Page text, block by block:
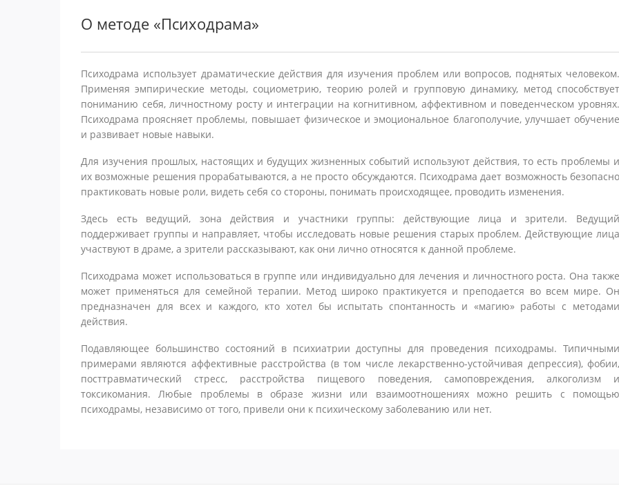
О методе «Психодрама»
Психодрама использует драматические действия для изучения проблем или вопросов, поднятых человеком.
Применяя эмпирические методы, социометрию, теорию ролей и групповую динамику, метод способствует
пониманию себя, личностному росту и интеграции на когнитивном, аффективном и поведенческом уровнях.
Психодрама проясняет проблемы, повышает физическое и эмоциональное благополучие, улучшает обучение
и развивает новые навыки.
Для изучения прошлых, настоящих и будущих жизненных событий используют действия, то есть проблемы и
их возможные решения прорабатываются, а не просто обсуждаются. Психодрама дает возможность безопасно
практиковать новые роли, видеть себя со стороны, понимать происходящее, проводить изменения.
Здесь есть ведущий, зона действия и участники группы: действующие лица и зрители. Ведущий
поддерживает группы и направляет, чтобы исследовать новые решения старых проблем. Действующие лица
участвуют в драме, а зрители рассказывают, как они лично относятся к данной проблеме.
Психодрама может использоваться в группе или индивидуально для лечения и личностного роста. Она также
может применяться для семейной терапии. Метод широко практикуется и преподается во всем мире. Он
предназначен для всех и каждого, кто хотел бы испытать спонтанность и «магию» работы с методами
действия.
Подавляющее большинство состояний в психиатрии доступны для проведения психодрамы. Типичными
примерами являются аффективные расстройства (в том числе лекарственно-устойчивая депрессия), фобии,
посттравматический стресс, расстройства пищевого поведения, самоповреждения, алкоголизм и
токсикомания. Любые проблемы в образе жизни или взаимоотношениях можно решить с помощью
психодрамы, независимо от того, привели они к психическому заболеванию или нет.